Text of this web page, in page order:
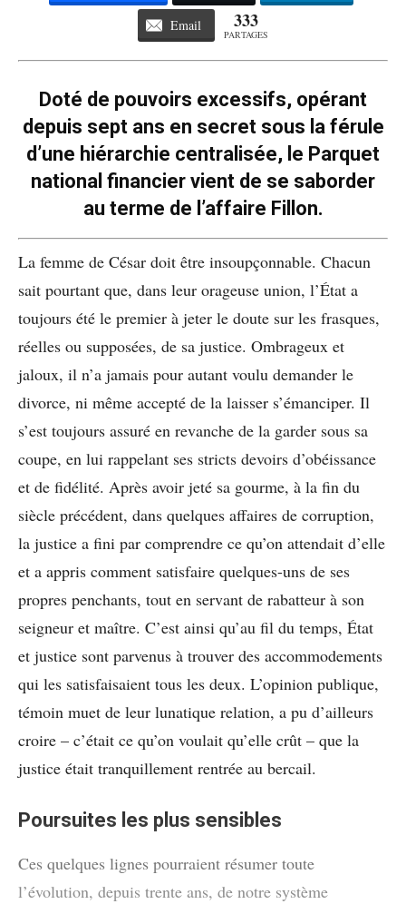
Email 333
PARTAGES
Doté de pouvoirs excessifs, opérant
depuis sept ans en secret sous la férule
d’une hiérarchie centralisée, le Parquet
national financier vient de se saborder
au terme de l’affaire Fillon.
La femme de César doit être insoupçonnable. Chacun
sait pourtant que, dans leur orageuse union, l’État a
toujours été le premier à jeter le doute sur les frasques,
réelles ou supposées, de sa justice. Ombrageux et
jaloux, il n’a jamais pour autant voulu demander le
divorce, ni même accepté de la laisser s’émanciper. Il
s’est toujours assuré en revanche de la garder sous sa
coupe, en lui rappelant ses stricts devoirs d’obéissance
et de fidélité. Après avoir jeté sa gourme, à la fin du
siècle précédent, dans quelques affaires de corruption,
la justice a fini par comprendre ce qu’on attendait d’elle
et a appris comment satisfaire quelques-uns de ses
propres penchants, tout en servant de rabatteur à son
seigneur et maître. C’est ainsi qu’au fil du temps, État
et justice sont parvenus à trouver des accommodements
qui les satisfaisaient tous les deux. L’opinion publique,
témoin muet de leur lunatique relation, a pu d’ailleurs
croire – c’était ce qu’on voulait qu’elle crût – que la
justice était tranquillement rentrée au bercail.
Poursuites les plus sensibles
Ces quelques lignes pourraient résumer toute
l’évolution, depuis trente ans, de notre système